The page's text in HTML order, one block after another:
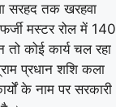
सरहद तक खरहवा
फर्जी मस्टर रोल में 140
तो कोई कार्य चल रहा
प्रधान शशि कला
के नाम पर सरकारी